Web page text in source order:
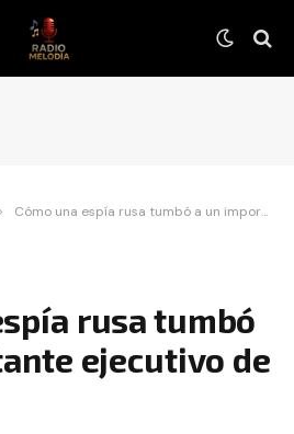
Cómo una espía rusa tumbó a un importante ejecutivo de EE. UU.
rusa tumbó
ejecutivo de